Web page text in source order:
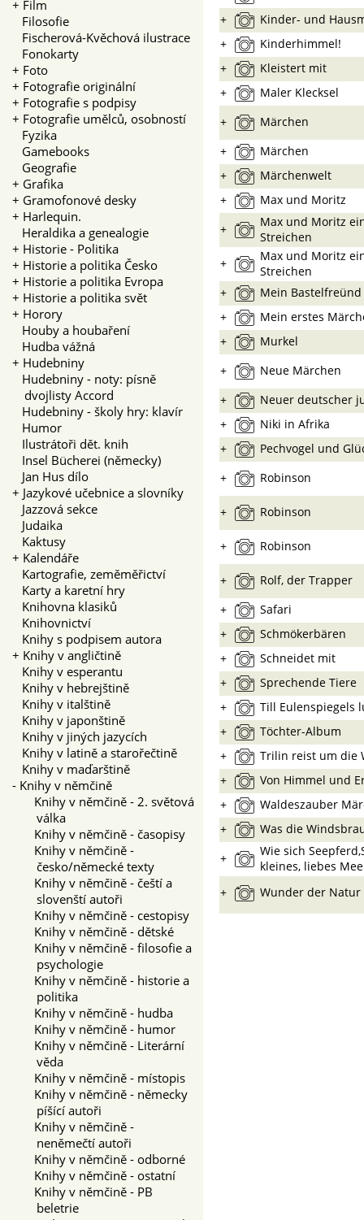
+ Film
Filosofie
Fischerová-Kvěchová ilustrace
Fonokarty
+ Foto
+ Fotografie originální
+ Fotografie s podpisy
+ Fotografie umělců, osobností
Fyzika
Gamebooks
Geografie
+ Grafika
+ Gramofonové desky
+ Harlequin.
Heraldika a genealogie
+ Historie - Politika
+ Historie a politika Česko
+ Historie a politika Evropa
+ Historie a politika svět
+ Horory
Houby a houbaření
Hudba vážná
+ Hudebniny
Hudebniny - noty: písně
dvojlisty Accord
Hudebniny - školy hry: klavír
Humor
Ilustrátoři dět. knih
Insel Bücherei (německy)
Jan Hus dílo
+ Jazykové učebnice a slovníky
Jazzová sekce
Judaika
Kaktusy
+ Kalendáře
Kartografie, zeměměřictví
Karty a karetní hry
Knihovna klasiků
Knihovnictví
Knihy s podpisem autora
+ Knihy v angličtině
Knihy v esperantu
Knihy v hebrejštině
Knihy v italštině
Knihy v japonštině
Knihy v jiných jazycích
Knihy v latině a starořečtině
Knihy v maďarštině
- Knihy v němčině
Knihy v němčině - 2. světová
válka
Knihy v němčině - časopisy
Knihy v němčině -
česko/německé texty
Knihy v němčině - čeští a
slovenští autoři
Knihy v němčině - cestopisy
Knihy v němčině - dětské
Knihy v němčině - filosofie a
psychologie
Knihy v němčině - historie a
politika
Knihy v němčině - hudba
Knihy v němčině - humor
Knihy v němčině - Literární
věda
Knihy v němčině - místopis
Knihy v němčině - německy
píšící autoři
Knihy v němčině -
neněmečtí autoři
Knihy v němčině - odborné
Knihy v němčině - ostatní
Knihy v němčině - PB
beletrie
+
Kinder- und
+
Kinderhimmel!
+
Kleistert mit
+
Maler Klecksel
+
Märchen
+
Märchen
+
Märchenwelt
+
Max und Moritz
+
Max und Moritz
Streichen
+
Max und Moritz
Streichen
+
Mein Bastelfreünd
+
Mein erstes
+
Murkel
+
Neue Märchen
+
Neuer deutscher
+
Niki in Afrika
+
Pechvogel und
+
Robinson
+ Robinson
+ Robinson
+
Rolf, der Trapper
+
Safari
+
Schmökerbären
+
Schneidet mit
+
Sprechende Tiere
+
Till Eulenspiegels
+
Töchter-Album
+
Trilin reist um die
+
Von Himmel und
+
Waldeszauber
+
Was die
+
Wie sich
kleines, liebes
+
Wunder der Natur